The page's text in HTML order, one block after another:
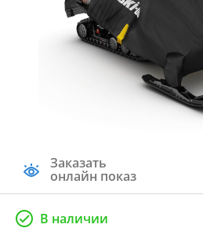
Заказать
онлайн показ
В наличии